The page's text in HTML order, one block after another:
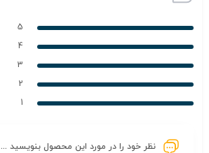
5
4
3
2
1
نظر خود را در مورد این محصول بنویسید ...